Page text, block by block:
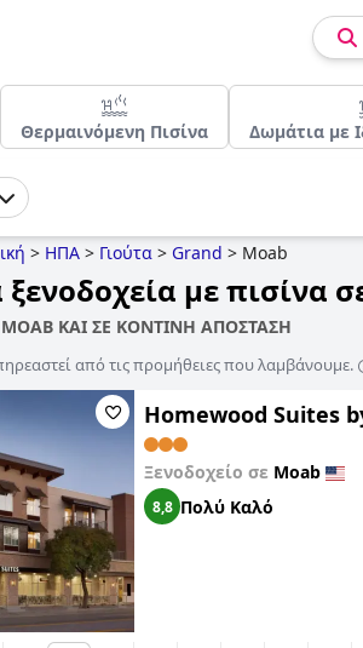
Θερμαινόμενη Πισίνα Δωμάτια με
> ΗΠΑ > Γιούτα > Grand > Moab
με πισίνα
ΚΑΙ ΣΕ ΚΟΝΤΙΝΗ ΑΠΟΣΤΑΣΗ
από τις προμήθειες που λαμβάνουμε.
Homewood Suites
Ξενοδοχείο σε Moab
8,8 Πολύ Καλό